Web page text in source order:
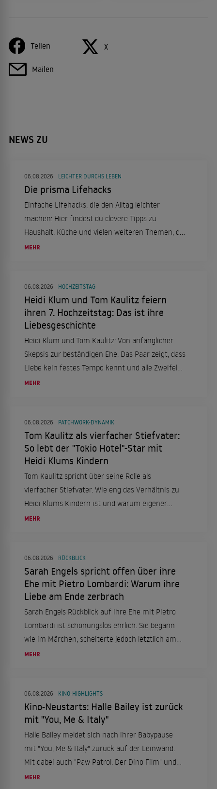
Teilen X
Mailen
NEWS ZU
06.08.2026 LEICHTER DURCHS LEBEN
Die prisma Lifehacks
Einfache Lifehacks, die den Alltag leichter
machen: Hier findest du clevere Tipps zu
Haushalt, Küche und vielen weiteren Themen, die
Zeit und Nerven sparen.
MEHR
06.08.2026 HOCHZEITSTAG
Heidi Klum und Tom Kaulitz feiern
ihren 7. Hochzeitstag: Das ist ihre
Liebesgeschichte
Heidi Klum und Tom Kaulitz: Von anfänglicher
Skepsis zur beständigen Ehe. Das Paar zeigt, dass
Liebe kein festes Tempo kennt und alle Zweifel
überdauern kann.
MEHR
06.08.2026 PATCHWORK-DYNAMIK
Tom Kaulitz als vierfacher Stiefvater:
So lebt der "Tokio Hotel"-Star mit
Heidi Klums Kindern
Tom Kaulitz spricht über seine Rolle als
vierfacher Stiefvater. Wie eng das Verhältnis zu
Heidi Klums Kindern ist und warum eigener
Nachwuchs kein Thema ist.
MEHR
06.08.2026 RÜCKBLICK
Sarah Engels spricht offen über ihre
Ehe mit Pietro Lombardi: Warum ihre
Liebe am Ende zerbrach
Sarah Engels Rückblick auf ihre Ehe mit Pietro
Lombardi ist schonungslos ehrlich. Sie begann
wie im Märchen, scheiterte jedoch letztlich am
enormen Druck.
MEHR
06.08.2026 KINO-HIGHLIGHTS
Kino-Neustarts: Halle Bailey ist zurück
mit "You, Me & Italy"
Halle Bailey meldet sich nach ihrer Babypause
mit "You, Me & Italy" zurück auf der Leinwand.
Mit dabei auch "Paw Patrol: Der Dino Film" und
"Nightborn". Ein Kinowochenende voller
MEHR